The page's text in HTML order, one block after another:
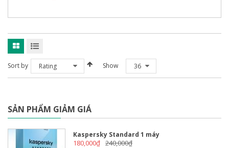
Sort by Rating Show 36
SẢN PHẨM GIẢM GIÁ
Kaspersky Standard 1 máy
240,000₫
180,000₫